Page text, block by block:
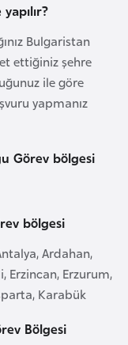
Bulgaristan
ettiğiniz şehre
ile göre
yapmanız
Görev bölgesi
bölgesi
Ardahan,
Erzincan, Erzurum,
Karabük
Bölgesi